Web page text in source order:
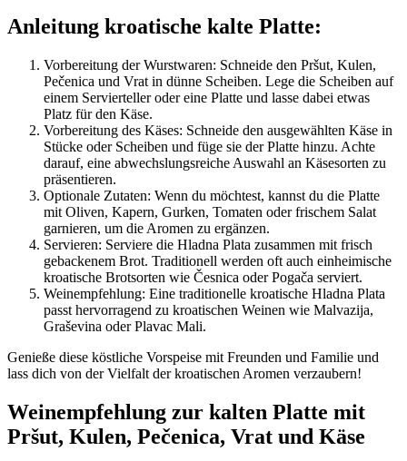
Anleitung kroatische kalte Platte:
Vorbereitung der Wurstwaren: Schneide den Pršut, Kulen,
Pečenica und Vrat in dünne Scheiben. Lege die Scheiben auf
einem Servierteller oder eine Platte und lasse dabei etwas
Platz für den Käse.
Vorbereitung des Käses: Schneide den ausgewählten Käse in
Stücke oder Scheiben und füge sie der Platte hinzu. Achte
darauf, eine abwechslungsreiche Auswahl an Käsesorten zu
präsentieren.
Optionale Zutaten: Wenn du möchtest, kannst du die Platte
mit Oliven, Kapern, Gurken, Tomaten oder frischem Salat
garnieren, um die Aromen zu ergänzen.
Servieren: Serviere die Hladna Plata zusammen mit frisch
gebackenem Brot. Traditionell werden oft auch einheimische
kroatische Brotsorten wie Česnica oder Pogača serviert.
Weinempfehlung: Eine traditionelle kroatische Hladna Plata
passt hervorragend zu kroatischen Weinen wie Malvazija,
Graševina oder Plavac Mali.
Genieße diese köstliche Vorspeise mit Freunden und Familie und
lass dich von der Vielfalt der kroatischen Aromen verzaubern!
Weinempfehlung zur kalten Platte mit
Pršut, Kulen, Pečenica, Vrat und Käse